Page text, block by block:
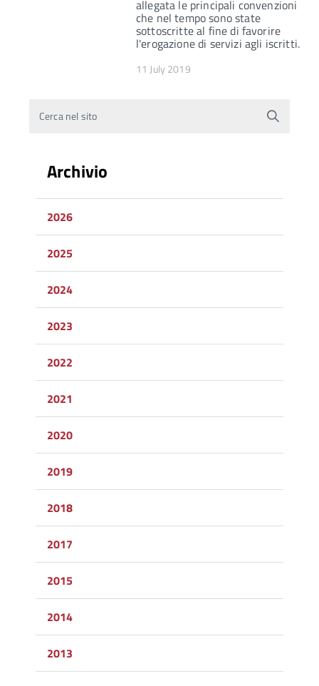
allegata le principali convenzioni
che nel tempo sono state
sottoscritte al fine di favorire
l'erogazione di servizi agli iscritti.
11 July 2019
Cerca nel sito
Archivio
2026
2025
2024
2023
2022
2021
2020
2019
2018
2017
2015
2014
2013